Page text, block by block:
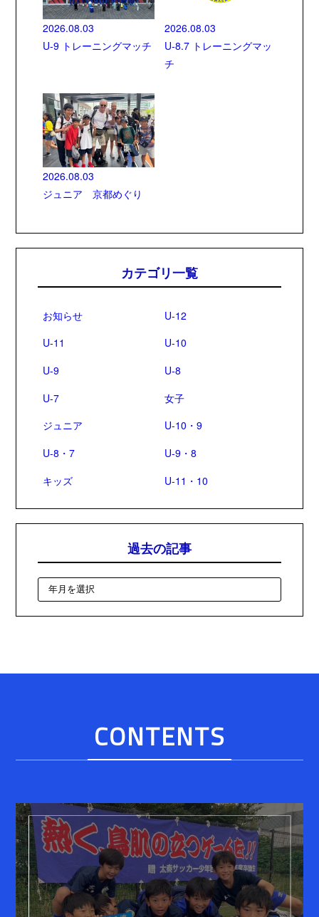
2026.08.03
U-9 トレーニングマッチ
2026.08.03
U-8.7 トレーニングマッ
チ
2026.08.03
ジュニア 京都めぐり
カテゴリ一覧
お知らせ
U-12
U-11
U-10
U-9
U-8
U-7
女子
ジュニア
U-10・9
U-8・7
U-9・8
キッズ
U-11・10
過去の記事
CONTENTS